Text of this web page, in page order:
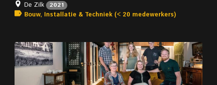
De Zilk 2021
Bouw, Installatie & Techniek (< 20 medewerkers)